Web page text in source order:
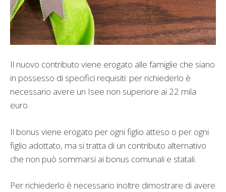
Il nuovo contributo viene erogato alle famiglie che siano
in possesso di specifici requisiti: per richiederlo è
necessario avere un Isee non superiore ai 22 mila
euro.
Il bonus viene erogato per ogni figlio atteso o per ogni
figlio adottato, ma si tratta di un contributo alternativo
che non può sommarsi ai bonus comunali e statali.
Per richiederlo è necessario inoltre dimostrare di avere